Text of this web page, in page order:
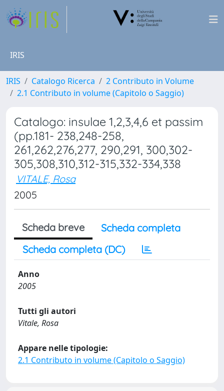
IRIS
IRIS Catalogo Ricerca
2 Contributo in Volume
2.1 Contributo in volume (Capitolo o Saggio)
Catalogo: insulae 1,2,3,4,6 et passim
(pp.181- 238,248-258,
261,262,276,277, 290,291, 300,302-
305,308,310,312-315,332-334,338
VITALE, Rosa
2005
Scheda breve
Scheda completa
Scheda completa (DC)
Anno
2005
Tutti gli autori
Vitale, Rosa
Appare nelle tipologie:
2.1 Contributo in volume (Capitolo o Saggio)